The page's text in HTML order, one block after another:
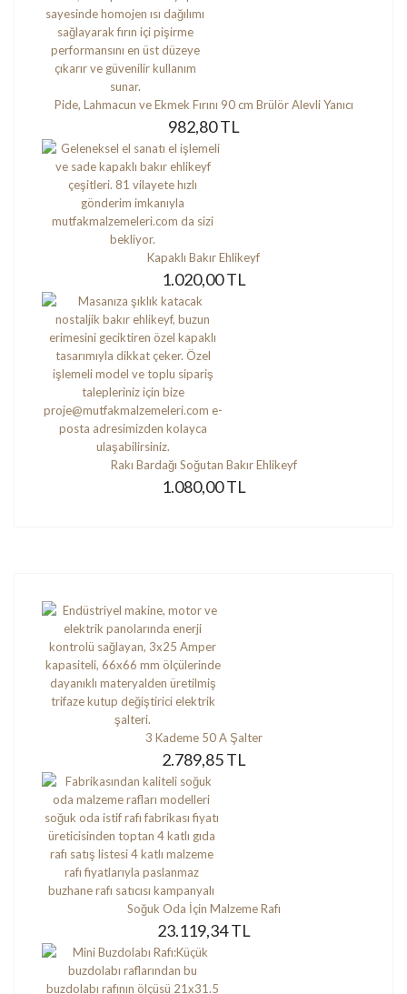
Pide, Lahmacun ve Ekmek Fırını 90 cm Brülör Alevli Yanıcı
982,80 TL
Kapaklı Bakır Ehlikeyf
1.020,00 TL
Rakı Bardağı Soğutan Bakır Ehlikeyf
1.080,00 TL
3 Kademe 50 A Şalter
2.789,85 TL
Soğuk Oda İçin Malzeme Rafı
23.119,34 TL